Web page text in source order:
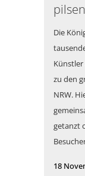
Die
zu den
NRW.
getanzt
18